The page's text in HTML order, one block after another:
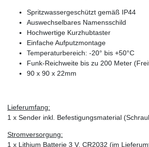
Spritzwassergeschützt gemäß IP44
Auswechselbares Namensschild
Hochwertige Kurzhubtaster
Einfache Aufputzmontage
Temperaturbereich: -20° bis +50°C
Funk-Reichweite bis zu 200 Meter
90 x 90 x 22mm
Lieferumfang:
1 x Sender inkl. Befestigungsmaterial
Stromversorgung:
1 x Lithium Batterie 3 V, CR2032 (im